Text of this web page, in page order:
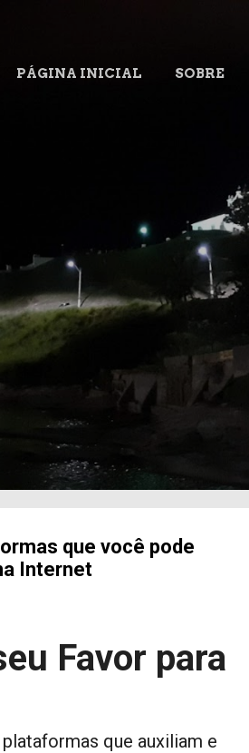
PÁGINA INICIAL SOBRE
que você pode
Internet
Favor para
que auxiliam e